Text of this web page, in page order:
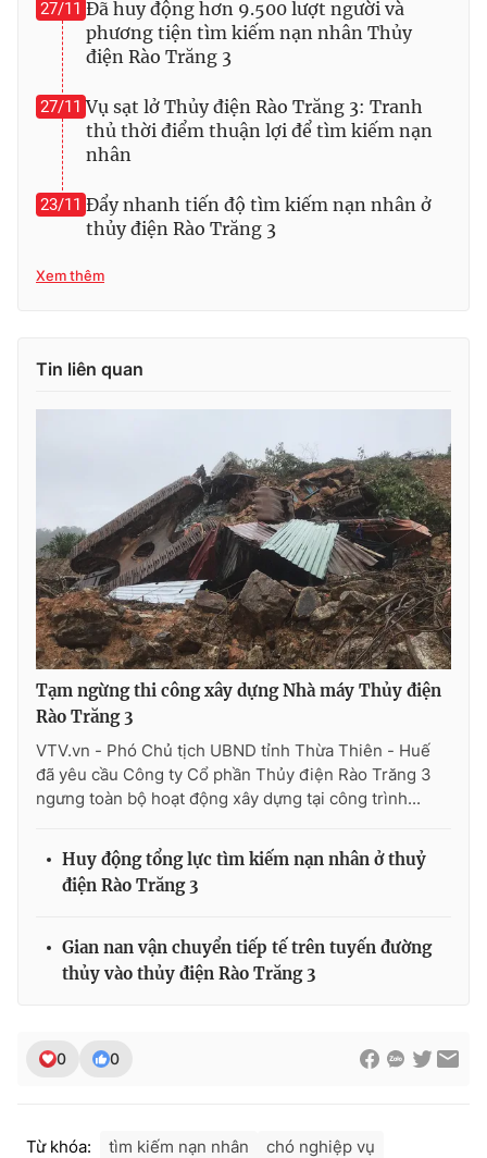
27/11 Đã huy động hơn 9.500 lượt người và
phương tiện tìm kiếm nạn nhân Thủy
điện Rào Trăng 3
27/11 Vụ sạt lở Thủy điện Rào Trăng 3: Tranh
thủ thời điểm thuận lợi để tìm kiếm nạn
nhân
23/11 Đẩy nhanh tiến độ tìm kiếm nạn nhân ở
thủy điện Rào Trăng 3
Xem thêm
Tin liên quan
Tạm ngừng thi công xây dựng Nhà máy Thủy điện
Rào Trăng 3
VTV.vn - Phó Chủ tịch UBND tỉnh Thừa Thiên - Huế
đã yêu cầu Công ty Cổ phần Thủy điện Rào Trăng 3
ngưng toàn bộ hoạt động xây dựng tại công trình...
Huy động tổng lực tìm kiếm nạn nhân ở thuỷ
điện Rào Trăng 3
Gian nan vận chuyển tiếp tế trên tuyến đường
thủy vào thủy điện Rào Trăng 3
0 0
Từ khóa: tìm kiếm nạn nhân
chó nghiệp vụ